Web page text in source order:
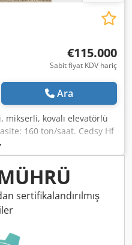
€115.000
Sabit fiyat KDV hariç
Ara
mikserli, kovalı elevatörlü
160 ton/saat. Cedsy Hf
sertifikalandırılmış